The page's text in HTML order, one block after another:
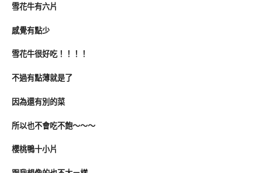
雪花牛有六片
感覺有點少
雪花牛很好吃！！！！
不過有點薄就是了
因為還有別的菜
所以也不會吃不飽～～～
櫻桃鴨十小片